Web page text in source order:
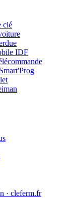
clé
IDF
· cleferm.fr